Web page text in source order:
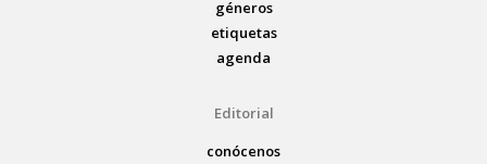
géneros
etiquetas
agenda
Editorial
conócenos